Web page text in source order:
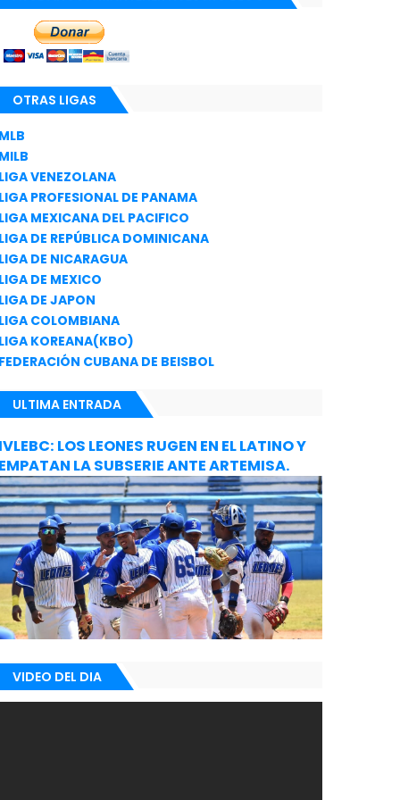
OTRAS LIGAS
MLB
MILB
LIGA VENEZOLANA
LIGA PROFESIONAL DE PANAMA
LIGA MEXICANA DEL PACIFICO
LIGA DE REPÚBLICA DOMINICANA
LIGA DE NICARAGUA
LIGA DE MEXICO
LIGA DE JAPON
LIGA COLOMBIANA
LIGA KOREANA(KBO)
FEDERACIÓN CUBANA DE BEISBOL
ULTIMA ENTRADA
IVLEBC: LOS LEONES RUGEN EN EL LATINO Y
EMPATAN LA SUBSERIE ANTE ARTEMISA.
VIDEO DEL DIA